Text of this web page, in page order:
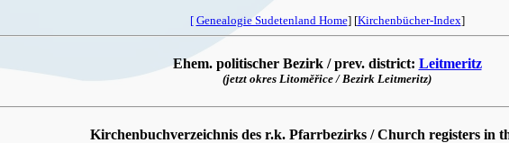
[ Genealogie Sudetenland Home] [Kirchenbücher-Index]
Ehem. politischer Bezirk / prev. district: Leitmeritz
(jetzt okres Litoměřice / Bezirk Leitmeritz)
Kirchenbuchverzeichnis des r.k. Pfarrbezirks / Church registers in